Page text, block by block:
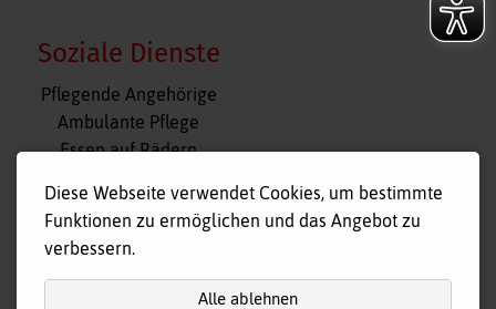
Soziale Dienste
Navigation
überspringen
Pflegende Angehörige
Ambulante Pflege
Essen auf Rädern
Tagespflege
Hausnotruf
Diese Webseite verwendet Cookies, um bestimmte
Funktionen zu ermöglichen und das Angebot zu
verbessern.
Alle ablehnen